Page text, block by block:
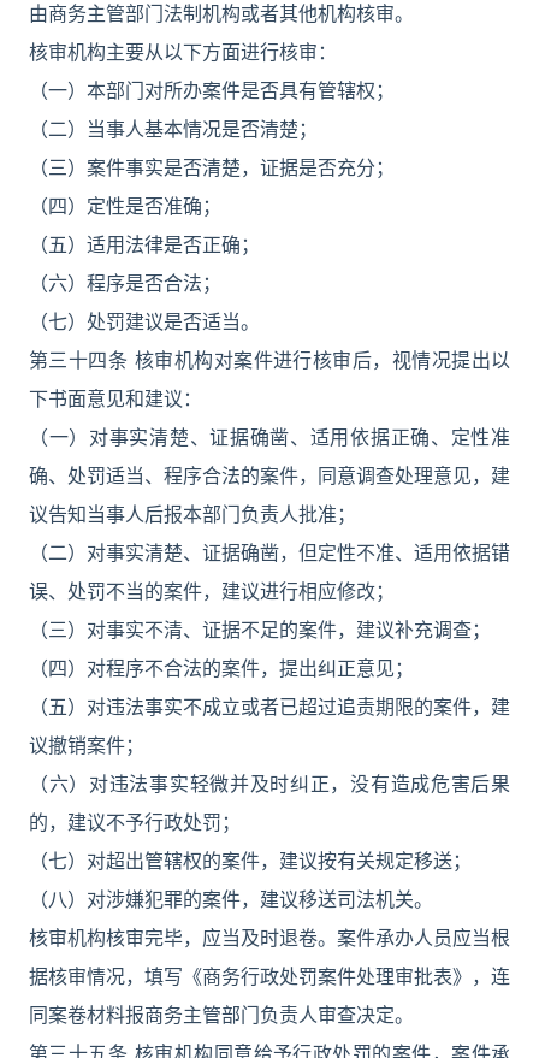
由商务主管部门法制机构或者其他机构核审。
核审机构主要从以下方面进行核审：
（一）本部门对所办案件是否具有管辖权；
（二）当事人基本情况是否清楚；
（三）案件事实是否清楚，证据是否充分；
（四）定性是否准确；
（五）适用法律是否正确；
（六）程序是否合法；
（七）处罚建议是否适当。
第三十四条 核审机构对案件进行核审后，视情况提出以
下书面意见和建议：
（一）对事实清楚、证据确凿、适用依据正确、定性准
确、处罚适当、程序合法的案件，同意调查处理意见，建
议告知当事人后报本部门负责人批准；
（二）对事实清楚、证据确凿，但定性不准、适用依据错
误、处罚不当的案件，建议进行相应修改；
（三）对事实不清、证据不足的案件，建议补充调查；
（四）对程序不合法的案件，提出纠正意见；
（五）对违法事实不成立或者已超过追责期限的案件，建
议撤销案件；
（六）对违法事实轻微并及时纠正，没有造成危害后果
的，建议不予行政处罚；
（七）对超出管辖权的案件，建议按有关规定移送；
（八）对涉嫌犯罪的案件，建议移送司法机关。
核审机构核审完毕，应当及时退卷。案件承办人员应当根
据核审情况，填写《商务行政处罚案件处理审批表》，连
同案卷材料报商务主管部门负责人审查决定。
第三十五条 核审机构同意给予行政处罚的案件，案件承